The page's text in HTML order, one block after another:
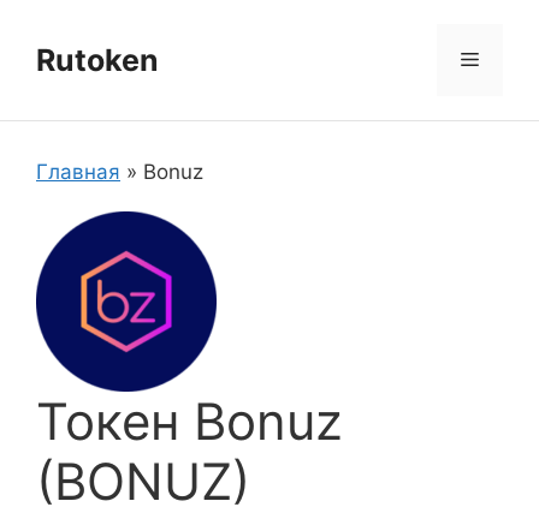
содержимому
Rutoken Меню
Главная » Bonuz
Токен Bonuz
(BONUZ)